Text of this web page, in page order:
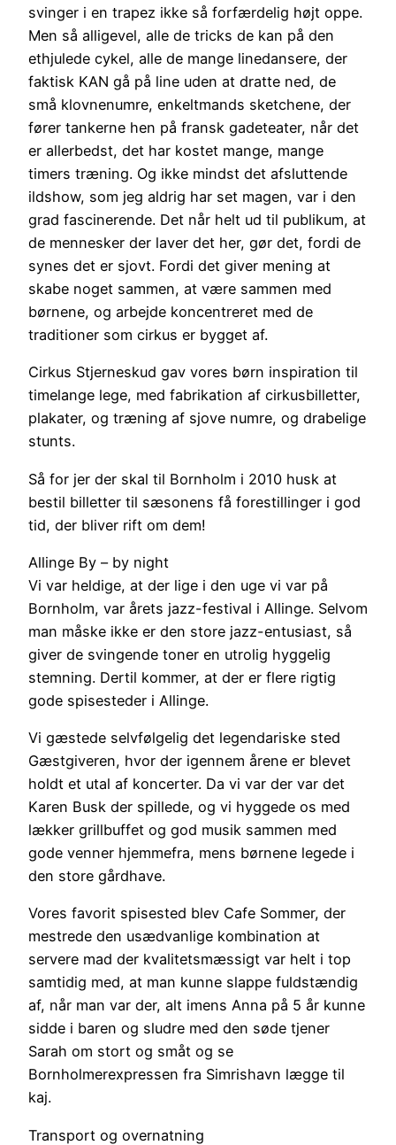
svinger i en trapez ikke så forfærdelig højt oppe.
Men så alligevel, alle de tricks de kan på den
ethjulede cykel, alle de mange linedansere, der
faktisk KAN gå på line uden at dratte ned, de
små klovnenumre, enkeltmands sketchene, der
fører tankerne hen på fransk gadeteater, når det
er allerbedst, det har kostet mange, mange
timers træning. Og ikke mindst det afsluttende
ildshow, som jeg aldrig har set magen, var i den
grad fascinerende. Det når helt ud til publikum, at
de mennesker der laver det her, gør det, fordi de
synes det er sjovt. Fordi det giver mening at
skabe noget sammen, at være sammen med
børnene, og arbejde koncentreret med de
traditioner som cirkus er bygget af.
Cirkus Stjerneskud gav vores børn inspiration til
timelange lege, med fabrikation af cirkusbilletter,
plakater, og træning af sjove numre, og drabelige
stunts.
Så for jer der skal til Bornholm i 2010 husk at
bestil billetter til sæsonens få forestillinger i god
tid, der bliver rift om dem!
Allinge By – by night
Vi var heldige, at der lige i den uge vi var på
Bornholm, var årets jazz-festival i Allinge. Selvom
man måske ikke er den store jazz-entusiast, så
giver de svingende toner en utrolig hyggelig
stemning. Dertil kommer, at der er flere rigtig
gode spisesteder i Allinge.
Vi gæstede selvfølgelig det legendariske sted
Gæstgiveren, hvor der igennem årene er blevet
holdt et utal af koncerter. Da vi var der var det
Karen Busk der spillede, og vi hyggede os med
lækker grillbuffet og god musik sammen med
gode venner hjemmefra, mens børnene legede i
den store gårdhave.
Vores favorit spisested blev Cafe Sommer, der
mestrede den usædvanlige kombination at
servere mad der kvalitetsmæssigt var helt i top
samtidig med, at man kunne slappe fuldstændig
af, når man var der, alt imens Anna på 5 år kunne
sidde i baren og sludre med den søde tjener
Sarah om stort og småt og se
Bornholmerexpressen fra Simrishavn lægge til
kaj.
Transport og overnatning